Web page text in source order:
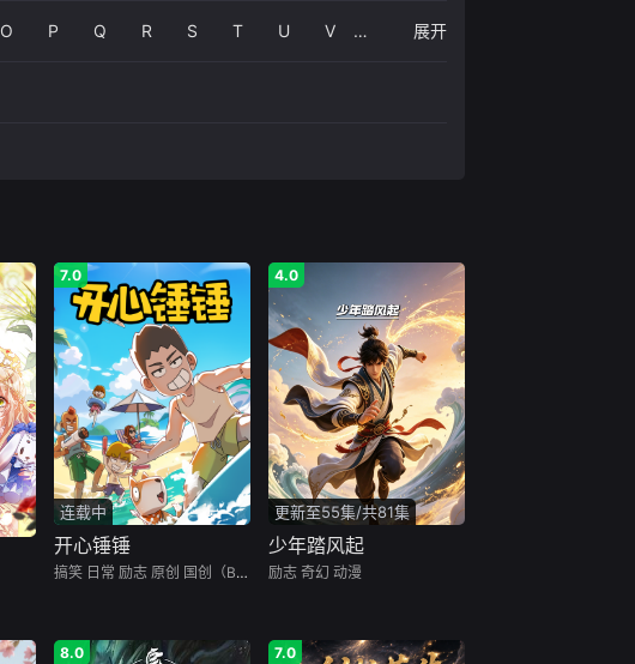
O P Q R S T U V 展开
7.0
连载中
开心锤锤
搞笑 日常 励志 原创 国创（B站）
4.0
更新至55集/共81集
少年踏风起
励志 奇幻 动漫
8.0 7.0